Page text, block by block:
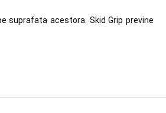
suprafata acestora. Skid Grip previne